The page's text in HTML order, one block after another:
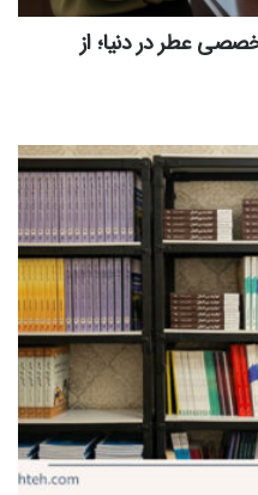
عطر در دنیا؛ از